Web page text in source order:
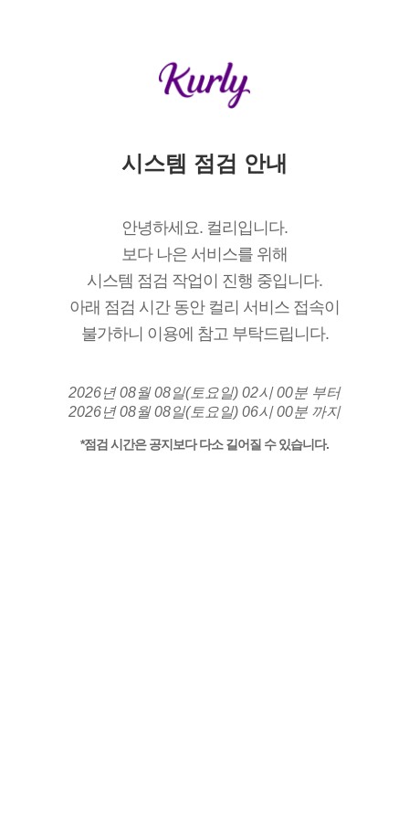
시스템 점검 안내
안녕하세요. 컬리입니다.
보다 나은 서비스를 위해
시스템 점검 작업이 진행 중입니다.
아래 점검 시간 동안 컬리 서비스 접속이
불가하니 이용에 참고 부탁드립니다.
2026년 08월 08일(토요일) 02시 00분 부터
2026년 08월 08일(토요일) 06시 00분 까지
*점검 시간은 공지보다 다소 길어질 수 있습니다.